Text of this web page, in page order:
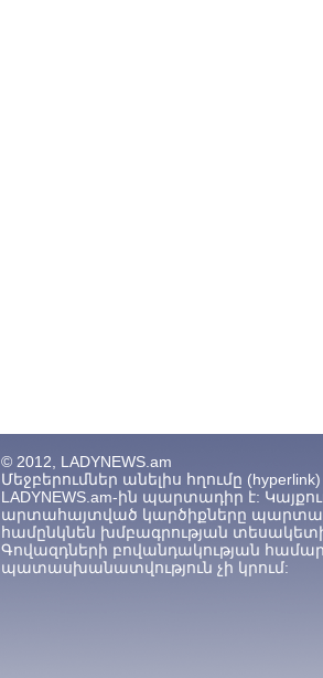
© 2012, LADYNEWS.am
Մեջբերումներ անելիս հղումը (hyperlink)
LADYNEWS.am-ին պարտադիր է:
արտահայտված կարծիքները
համընկնեն խմբագրության
Գովազդների բովանդակության
պատասխանատվություն չի կրում: